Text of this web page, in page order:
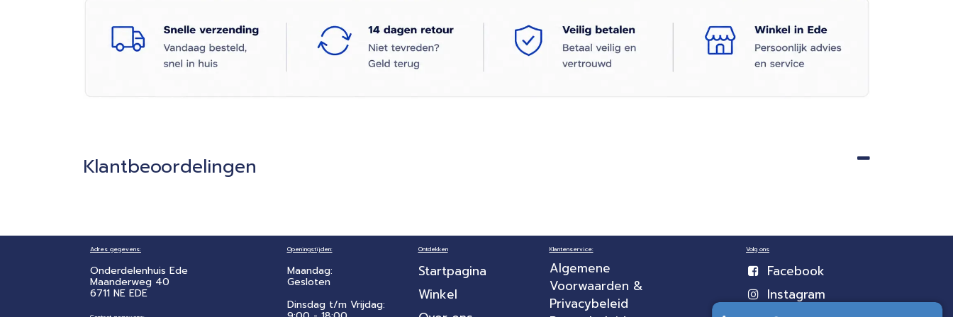
Klantbeoordelingen
Adres gegevens:
Onderdelenhuis Ede
Maanderweg 40
6711 NE EDE
Openingstijden:
Maandag:
Gesloten
Dinsdag t/m Vrijdag:
Ontdekken
Startpagina
Winkel
Klantenservice:
Algemene
Voorwaarden &
Privacybeleid
Volg ons
Facebook
Instagram